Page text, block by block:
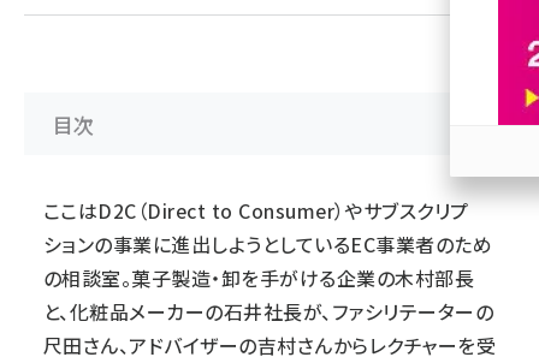
目次
ここはD2C（Direct to Consumer）やサブスクリプ
ションの事業に進出しようとしているEC事業者のため
の相談室。菓子製造・卸を手がける企業の木村部長
と、化粧品メーカーの石井社長が、ファシリテーターの
尺田さん、アドバイザーの吉村さんからレクチャーを受
参